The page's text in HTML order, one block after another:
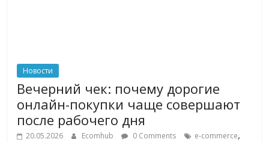
изменения
читателем.
Новости
Вечерний чек: почему дорогие
онлайн-покупки чаще совершают
после рабочего дня
20.05.2026 Ecomhub 0 Comments e-commerce,